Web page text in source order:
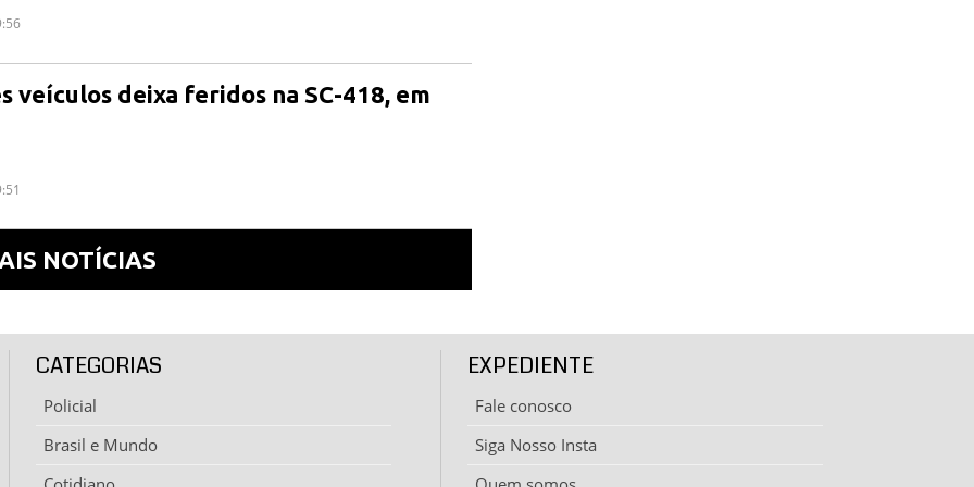
veículos deixa feridos na SC-418, em
NOTÍCIAS
CATEGORIAS
Policial
Brasil e Mundo
EXPEDIENTE
Fale conosco
Siga Nosso Insta